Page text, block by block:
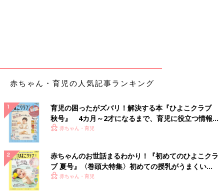
赤ちゃん・育児の人気記事ランキング
育児の困ったがズバリ！解決する本『ひよこクラブ
秋号』 4カ月～2才になるまで、育児に役立つ情報が
いっぱい！
赤ちゃん・育児
赤ちゃんのお世話まるわかり！『初めてのひよこクラ
ブ 夏号』〈巻頭大特集〉初めての授乳がうまくい
く！ おっぱい・ミルクの基本と夏のトラブル 解決テ
赤ちゃん・育児